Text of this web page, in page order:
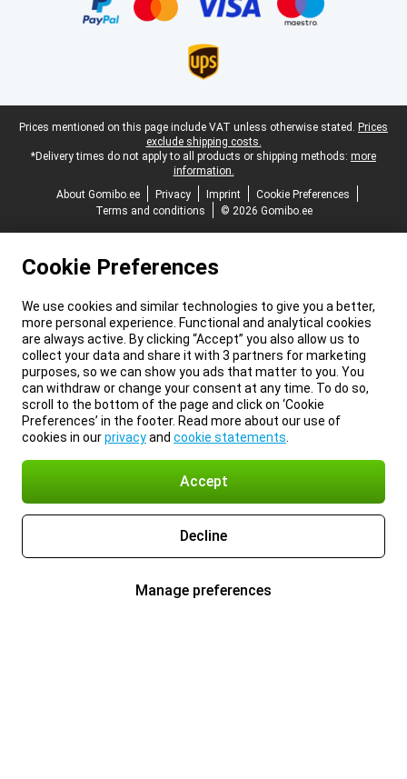
Legal footer
Prices mentioned on this page include VAT unless otherwise stated. Prices
exclude shipping costs.
*Delivery times do not apply to all products or shipping methods: more
information.
About Gomibo.ee
Privacy Imprint
Cookie Preferences
Terms and conditions
© 2026 Gomibo.ee
Cookie Preferences
We use cookies and similar technologies to give you a better,
more personal experience. Functional and analytical cookies
are always active. By clicking “Accept” you also allow us to
collect your data and share it with 3 partners for marketing
purposes, so we can show you ads that matter to you. You
can withdraw or change your consent at any time. To do so,
scroll to the bottom of the page and click on ‘Cookie
Preferences’ in the footer. Read more about our use of
cookies in ourprivacyand cookie statements
Accept
Decline
Manage preferences